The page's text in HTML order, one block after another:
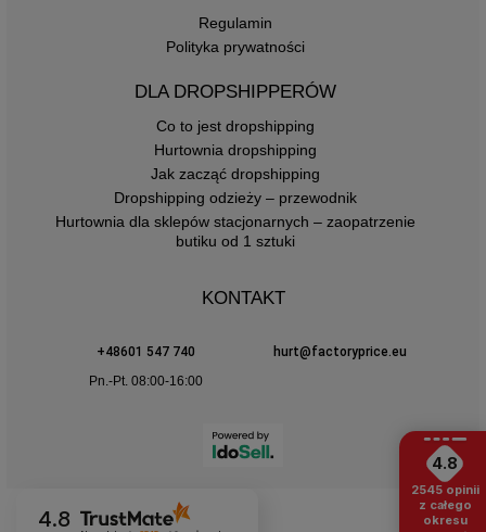
Regulamin
Polityka prywatności
DLA DROPSHIPPERÓW
Co to jest dropshipping
Hurtownia dropshipping
Jak zacząć dropshipping
Dropshipping odzieży – przewodnik
Hurtownia dla sklepów stacjonarnych – zaopatrzenie
butiku od 1 sztuki
KONTAKT
+48601 547 740
hurt@factoryprice.eu
Pn.-Pt. 08:00-16:00
4.8
4.8
2545 opinii
z całego
okresu